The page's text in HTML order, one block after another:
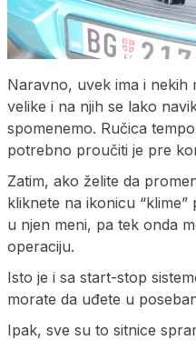
Naravno, uvek ima i nekih
velike i na njih se lako
spomenemo. Ručica
potrebno proučiti je pre
Zatim, ako želite da
kliknete na ikonicu
u njen meni, pa tek onda
operaciju.
Isto je i sa start-stop
morate da uđete u
Ipak, sve su to sitnice